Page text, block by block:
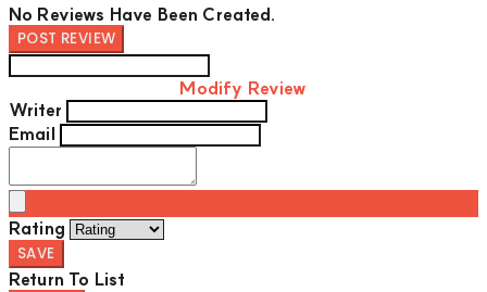
No Reviews Have Been Created.
POST REVIEW
Modify Review
Writer
Email
Rating
SAVE
Return To List